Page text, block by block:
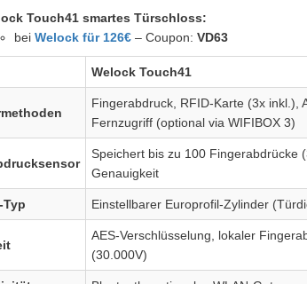
Touch41 smartes Türschloss:
bei Welock für 126€ – Coupon: VD63
Welock Touch41
Fingerabdruck, RFID-Karte (3x inkl.),
Fernzugriff (optional via WIFIBOX 3)
Speichert bis zu 100 Fingerabdrücke
Genauigkeit
Einstellbarer Europrofil-Zylinder
AES-Verschlüsselung, lokaler
(30.000V)